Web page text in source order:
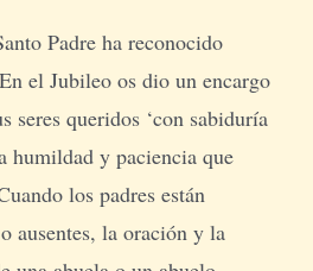
Padre ha reconocido
el Jubileo os dio un encargo
seres queridos ‘con sabiduría
humildad y paciencia que
los padres están
ausentes, la oración y la